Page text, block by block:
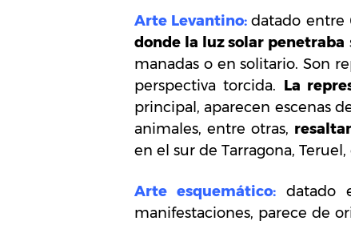
Arte Levantino:datado entre
donde la luz solar penetraba
manadas o en solitario. Son
perspectiva torcida. La
principal, aparecen escenas
animales, entre otras,
en el sur de Tarragona,
Arte esquemático: datado
manifestaciones, parece de